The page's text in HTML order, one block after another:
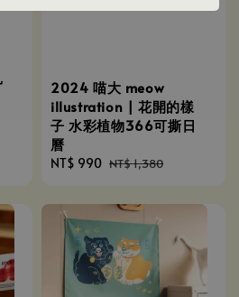
2024 喵大 meow
illustration | 花開的樣
子 水彩植物366可撕日
曆
Sale
NT$ 990 Regular
NT$ 1,380